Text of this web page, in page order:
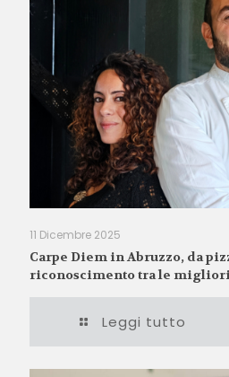
11 Dicembre 2025
Carpe Diem in Abruzzo, da
riconoscimento tra le
Leggi tutto